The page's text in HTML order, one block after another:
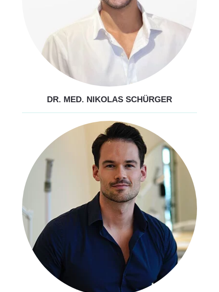
DR. MED. NIKOLAS SCHÜRGER